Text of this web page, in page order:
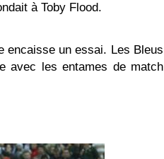
à Toby Flood.
encaisse un essai. Les Bleus
avec les entames de match